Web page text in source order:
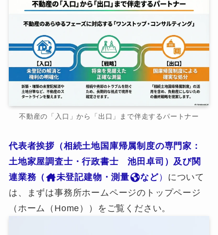
不動産の「入口」から「出口」まで伴走するパートナー
代表者挨拶（相続土地国庫帰属制度の専門家：
土地家屋調査士・行政書士 池田卓司）及び関
連業務（
未登記建物・測量 など） について
は、まずは事務所ホームページのトップページ
（ホーム（Home））をご覧ください。